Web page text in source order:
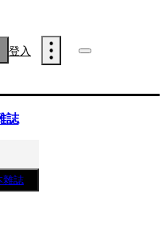
登入
誌
雜誌